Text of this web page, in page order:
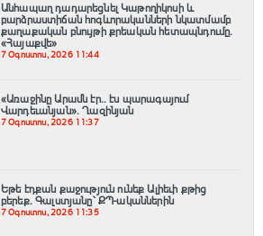
Անհապաղ դադարեցնել Կաթողիկոսի և
բարձրաստիճան հոգևորականների նկատմամբ
քաղաքական բնույթի քրեական հետապնդումը.
«Հայաքվե»
7 Օգոստոս, 2026 11:44
«Առաջինը Արամն էր.. էս պարագայում
Վարդեւանյան». Ղազինյան
7 Օգոստոս, 2026 11:37
Եթե էդքան քաջություն ունեք Ալիեւի քթից
բերեք. Գալստյանը՝ ՔՊ-ականներին
7 Օգոստոս, 2026 11:35